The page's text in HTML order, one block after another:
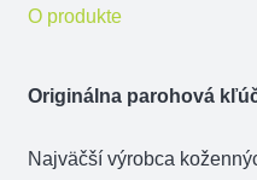
diviak
O produkte
Originálna parohová
Najväčší výrobca